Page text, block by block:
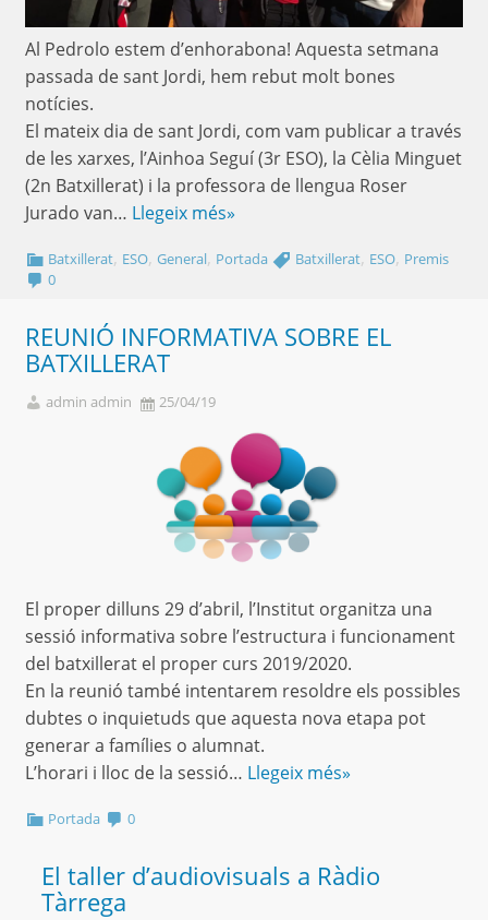
Al Pedrolo estem d’enhorabona! Aquesta setmana
passada de sant Jordi, hem rebut molt bones
notícies.
El mateix dia de sant Jordi, com vam publicar a través
de les xarxes, l’Ainhoa Seguí (3r ESO), la Cèlia Minguet
(2n Batxillerat) i la professora de llengua Roser
Jurado van… Llegeix més»
Batxillerat, ESO,General, Portada Batxillerat, ESO, Premis
0
REUNIÓ INFORMATIVA SOBRE EL
BATXILLERAT
admin admin 25/04/19
El proper dilluns 29 d’abril, l’Institut organitza una
sessió informativa sobre l’estructura i funcionament
del batxillerat el proper curs 2019/2020.
En la reunió també intentarem resoldre els possibles
dubtes o inquietuds que aquesta nova etapa pot
generar a famílies o alumnat.
L’horari i lloc de la sessió… Llegeix més»
Portada 0
El taller d’audiovisuals a Ràdio
Tàrrega